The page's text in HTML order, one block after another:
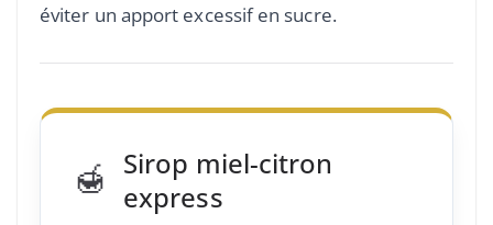
éviter un apport excessif en sucre.
🍯 Sirop miel-citron
express